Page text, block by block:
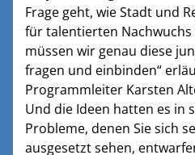
Frage geht, wie Stadt und
für talentierten
müssen wir genau diese
fragen und einbinden“
Programmleiter Karsten
Und die Ideen hatten es in
Probleme, denen Sie sich
ausgesetzt sehen,